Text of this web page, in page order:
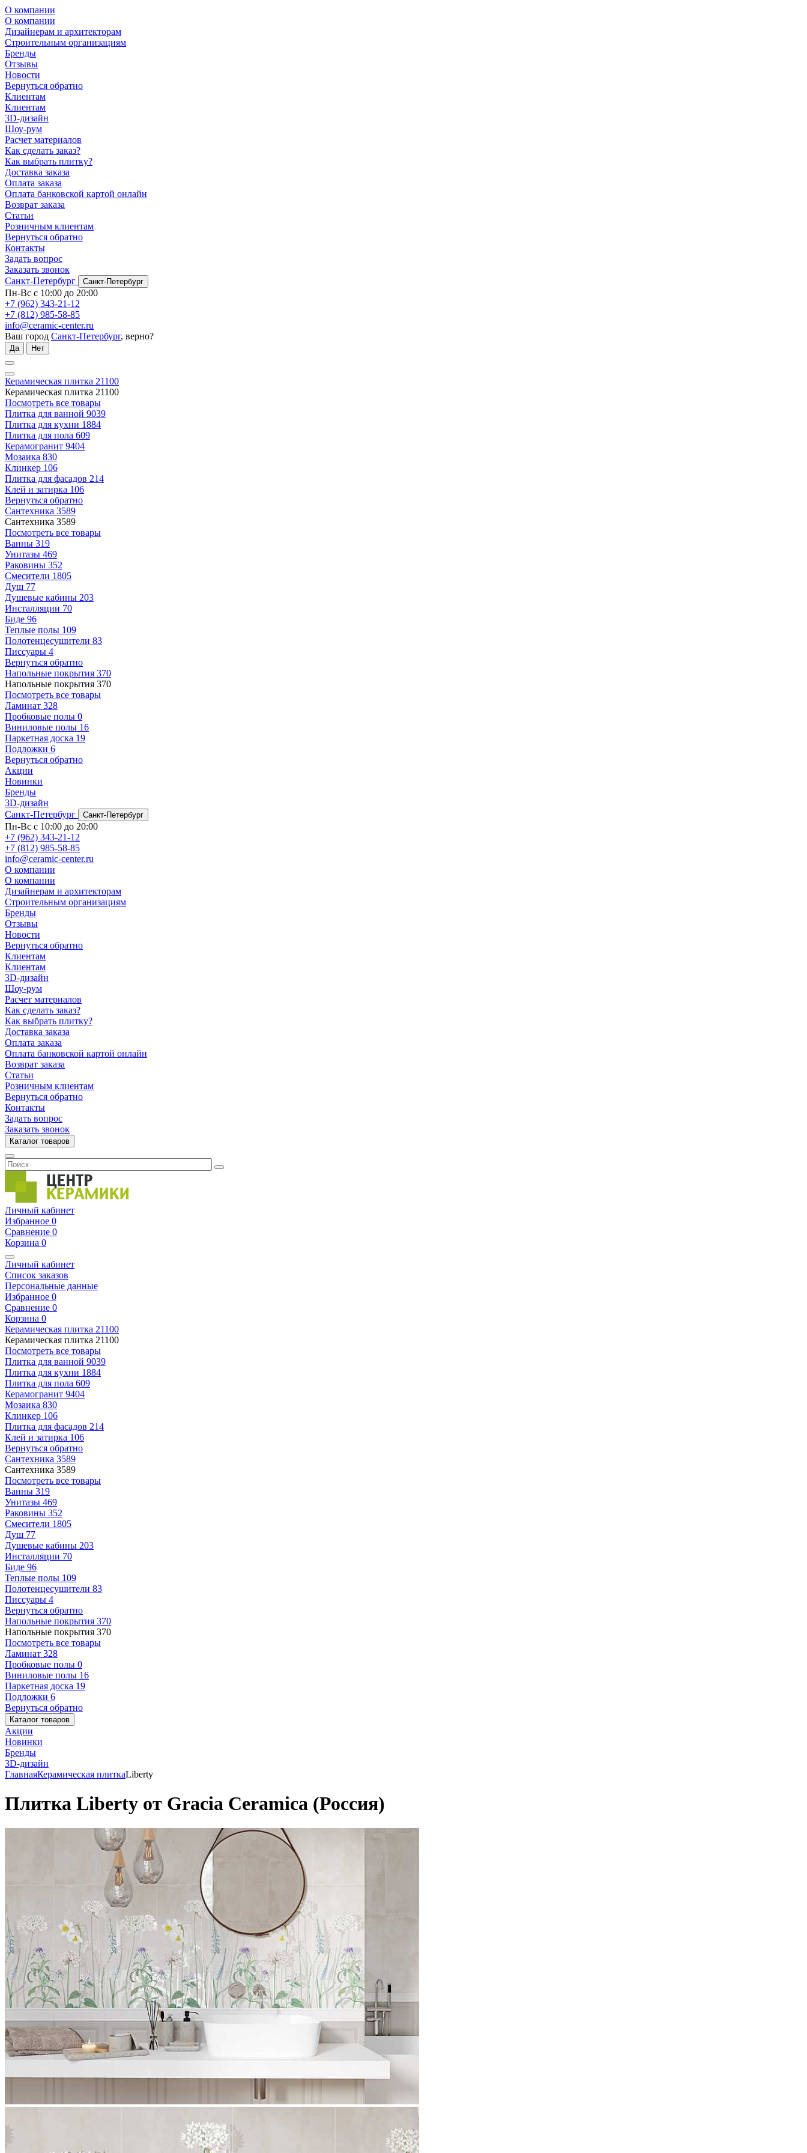
О компании
О компании
Дизайнерам и архитекторам
Строительным организациям
Бренды
Отзывы
Новости
Вернуться обратно
Клиентам
Клиентам
3D-дизайн
Шоу-рум
Расчет материалов
Как сделать заказ?
Как выбрать плитку?
Доставка заказа
Оплата заказа
Оплата банковской картой онлайн
Возврат заказа
Статьи
Розничным клиентам
Вернуться обратно
Контакты
Задать вопрос
Заказать звонок
Санкт-Петербург
Санкт-Петербург
Пн-Вс с 10:00 до 20:00
+7 (962) 343-21-12
+7 (812) 985-58-85
info@ceramic-center.ru
Ваш город Санкт-Петербург, верно?
Да Нет
Керамическая плитка 21100
Керамическая плитка 21100
Посмотреть все товары
Плитка для ванной 9039
Плитка для кухни 1884
Плитка для пола 609
Керамогранит 9404
Мозаика 830
Клинкер 106
Плитка для фасадов 214
Клей и затирка 106
Вернуться обратно
Сантехника 3589
Сантехника 3589
Посмотреть все товары
Ванны 319
Унитазы 469
Раковины 352
Смесители 1805
Душ 77
Душевые кабины 203
Инсталляции 70
Биде 96
Теплые полы 109
Полотенцесушители 83
Писсуары 4
Вернуться обратно
Напольные покрытия 370
Напольные покрытия 370
Посмотреть все товары
Ламинат 328
Пробковые полы 0
Виниловые полы 16
Паркетная доска 19
Подложки 6
Вернуться обратно
Акции
Новинки
Бренды
3D-дизайн
Санкт-Петербург
Санкт-Петербург
Пн-Вс с 10:00 до 20:00
+7 (962) 343-21-12
+7 (812) 985-58-85
info@ceramic-center.ru
О компании
О компании
Дизайнерам и архитекторам
Строительным организациям
Бренды
Отзывы
Новости
Вернуться обратно
Клиентам
Клиентам
3D-дизайн
Шоу-рум
Расчет материалов
Как сделать заказ?
Как выбрать плитку?
Доставка заказа
Оплата заказа
Оплата банковской картой онлайн
Возврат заказа
Статьи
Розничным клиентам
Вернуться обратно
Контакты
Задать вопрос
Заказать звонок
Каталог товаров
Личный кабинет
Избранное 0
Сравнение 0
Корзина 0
Личный кабинет
Список заказов
Персональные данные
Избранное 0
Сравнение 0
Корзина 0
Керамическая плитка 21100
Керамическая плитка 21100
Посмотреть все товары
Плитка для ванной 9039
Плитка для кухни 1884
Плитка для пола 609
Керамогранит 9404
Мозаика 830
Клинкер 106
Плитка для фасадов 214
Клей и затирка 106
Вернуться обратно
Сантехника 3589
Сантехника 3589
Посмотреть все товары
Ванны 319
Унитазы 469
Раковины 352
Смесители 1805
Душ 77
Душевые кабины 203
Инсталляции 70
Биде 96
Теплые полы 109
Полотенцесушители 83
Писсуары 4
Вернуться обратно
Напольные покрытия 370
Напольные покрытия 370
Посмотреть все товары
Ламинат 328
Пробковые полы 0
Виниловые полы 16
Паркетная доска 19
Подложки 6
Вернуться обратно
Каталог товаров
Акции
Новинки
Бренды
3D-дизайн
ГлавнаяКерамическая плиткаLiberty
Плитка Liberty от Gracia Ceramica (Россия)